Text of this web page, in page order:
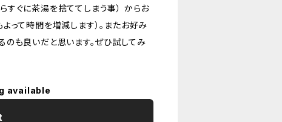
すぐに茶湯を捨ててしまう事） からお
って時間を増減します）。またお好み
のも良いだと思います。ぜひ試してみ
available